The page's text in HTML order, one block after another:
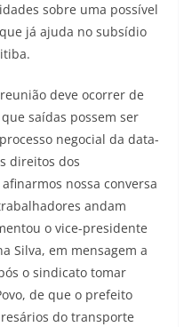
sobre uma possível
já ajuda no subsídio
deve ocorrer de
saídas possem ser
negocial da data-
direitos dos
nossa conversa
andam
o vice-presidente
Silva, em mensagem a
o sindicato tomar
de que o prefeito
do transporte